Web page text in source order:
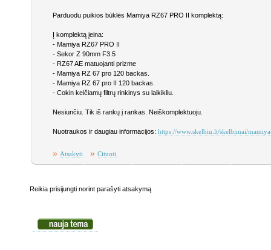
Parduodu puikios būklės Mamiya RZ67 PRO II komplektą:
Į komplektą įeina:
- Mamiya RZ67 PRO II
- Sekor Z 90mm F3.5
- RZ67 AE matuojanti prizme
- Mamiya RZ 67 pro 120 backas.
- Mamiya RZ 67 pro II 120 backas.
- Cokin keičiamų filtrų rinkinys su laikikliu.
Nesiunčiu. Tik iš rankų į rankas. Neiškomplektuoju.
Nuotraukos ir daugiau informacijos:https://www.skelbiu.lt/skelbimai/
» Atsakyti » Cituoti
Reikia prisijungti norint parašyti atsakymą